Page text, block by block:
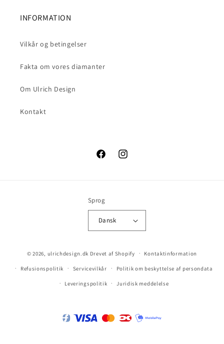
INFORMATION
Vilkår og betingelser
Fakta om vores diamanter
Om Ulrich Design
Kontakt
FacebookInstagram
Sprog
Dansk
© 2026, ulrichdesign.dk Drevet af Shopify Kontaktinformation
Refusionspolitik Servicevilkår Politik om beskyttelse af persondata
Leveringspolitik Juridisk meddelelse